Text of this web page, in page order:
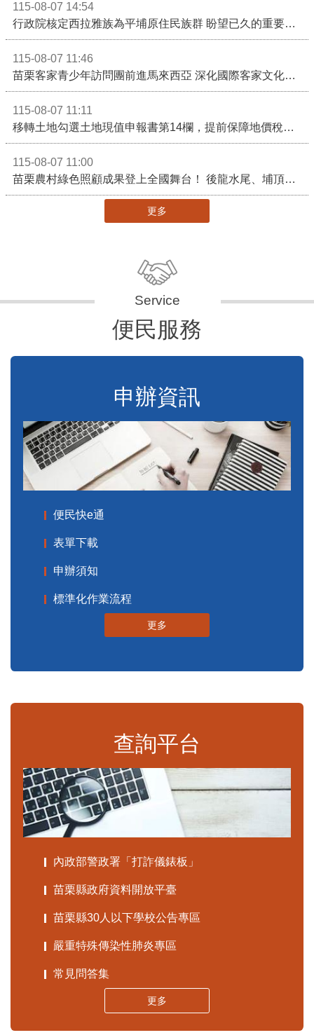
115-08-07 14:54
行政院核定西拉雅族為平埔原住民族群 盼望已久的重要時刻到來！8月13日起受理民族成員名冊登記
115-08-07 11:46
苗栗客家青少年訪問團前進馬來西亞 深化國際客家文化交流
115-08-07 11:11
移轉土地勾選土地現值申報書第14欄，提前保障地價稅節稅權益
115-08-07 11:00
苗栗農村綠色照顧成果登上全國舞台！ 後龍水尾、埔頂社區前進2026高齡健康產業博覽會
更多
便民服務
申辦資訊
便民快e通
表單下載
申辦須知
標準化作業流程
更多
查詢平台
內政部警政署「打詐儀錶板」
苗栗縣政府資料開放平臺
苗栗縣30人以下學校公告專區
嚴重特殊傳染性肺炎專區
常見問答集
更多